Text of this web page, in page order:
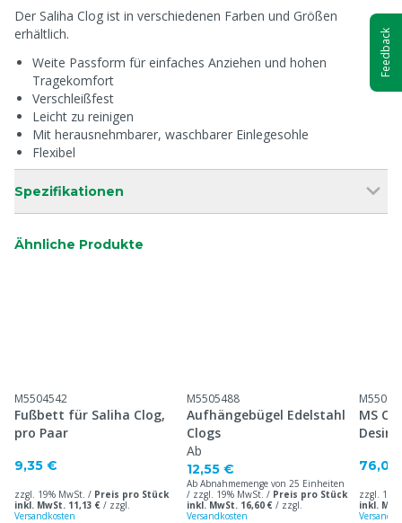
Der Saliha Clog ist in verschiedenen Farben und Größen
erhältlich.
Weite Passform für einfaches Anziehen und hohen
Tragekomfort
Verschleißfest
Leicht zu reinigen
Mit herausnehmbarer, waschbarer Einlegesohle
Flexibel
Spezifikationen
Ähnliche Produkte
M5504542
Fußbett für Saliha Clog,
pro Paar
9,35 €
zzgl. 19% MwSt. / Preis pro Stück
inkl. MwSt. 11,13 € / zzgl.
Versandkosten
M5505488
Aufhängebügel Edelstahl
Clogs
Ab
12,55 €
Ab Abnahmemenge von 25 Einheiten
/ zzgl. 19% MwSt. / Preis pro Stück
inkl. MwSt. 16,60 € / zzgl.
Versandkosten
MS
zzgl.
inkl.
Feedback